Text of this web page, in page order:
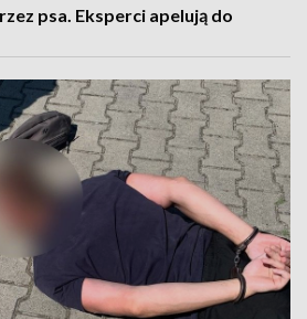
psa. Eksperci apelują do